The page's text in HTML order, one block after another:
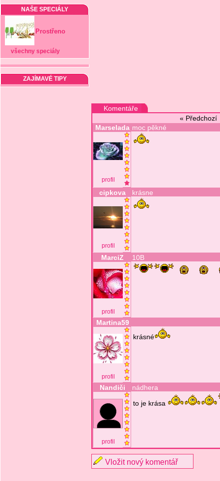
NAŠE SPECIÁLY
Prostřeno
všechny speciály
ZAJÍMAVÉ TIPY
Komentáře
«
Marselada moc pěkné
profil
cipkova krásne
profil
MarciZ 10B
profil
Martina59
profil
krásné
Nandiči nádhera
profil
to je krása
Vložit nový komentář